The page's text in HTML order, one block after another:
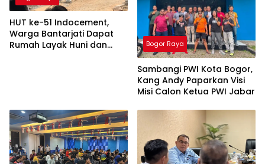
HUT ke-51 Indocement,
Warga Bantarjati Dapat
Rumah Layak Huni dan
Bogor Raya
Sambangi PWI Kota Bogor,
Kang Andy Paparkan Visi
Misi Calon Ketua PWI Jabar